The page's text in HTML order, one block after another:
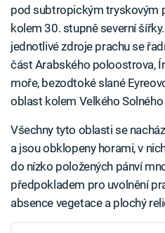
pod subtropickým tryskovým
kolem 30. stupně severní
jednotlivé zdroje prachu se
část Arabského poloostrova,
moře, bezodtoké slané
oblast kolem Velkého Solného
Všechny tyto oblasti se
a jsou obklopeny horami, v
do nízko položených pánví
předpokladem pro uvolnění
absence vegetace a plochý